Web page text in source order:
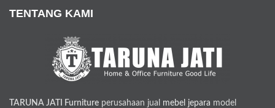
TENTANG KAMI
TARUNA JATI Furniture perusahaan jual mebel jepara model